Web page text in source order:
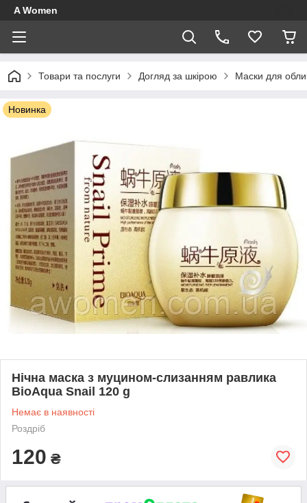
A Women
Товари та послуги Догляд за шкірою Маски для
Новинка
Нічна маска з муцином-слизанням равлика
BioAqua Snail 120 g
Немає в наявності
Роздріб
120 ₴